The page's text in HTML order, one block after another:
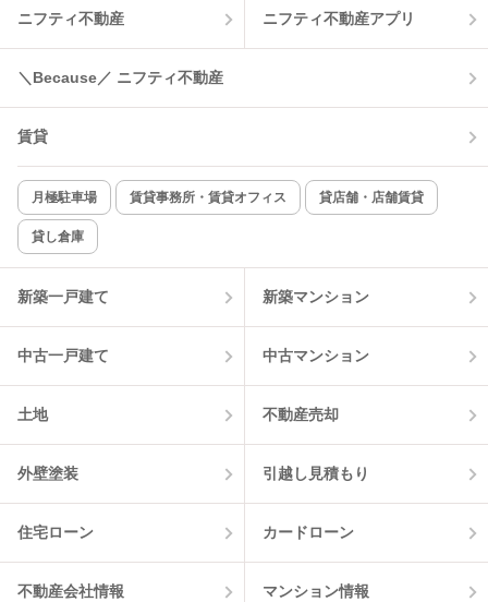
温水洗浄便座 オートロック
コンロ2口以上
新着のみ インターネット無料
該当件数:
物件一覧に反映
ニフティ不動産 ニフティ不動産アプリ
＼Because／ ニフティ不動産
賃貸
月極駐車場 賃貸事務所・賃貸オフィス 貸店舗・店舗賃貸
貸し倉庫
新築一戸建て 新築マンション
中古一戸建て 中古マンション
土地 不動産売却
外壁塗装 引越し見積もり
住宅ローン カードローン
不動産会社情報 マンション情報